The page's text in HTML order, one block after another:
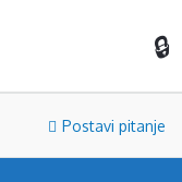
Postavi pitanje